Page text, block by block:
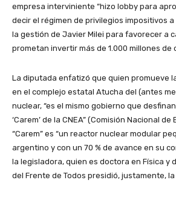
empresa interviniente “hizo lobby para
decir el régimen de privilegios impositivos
la gestión de Javier Milei para favorecer a
prometan invertir más de 1.000 millones de
La diputada enfatizó que quien promueve
en el complejo estatal Atucha del (antes
nuclear, “es el mismo gobierno que
‘Carem’ de la CNEA” (Comisión Nacional
“Carem” es “un reactor nuclear modular
argentino y con un 70 % de avance en su
la legisladora, quien es doctora en Física y
del Frente de Todos presidió, justamente, la